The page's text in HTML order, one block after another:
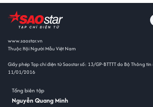
www.saostar.vn
Thuộc Hội Người Mẫu Việt Nam
Giấy phép Tạp chí điện tử Saostar số: 13/GP-BTTTT do Bộ Thông
11/01/2016
Tổng biên tập
Nguyễn Quang Minh